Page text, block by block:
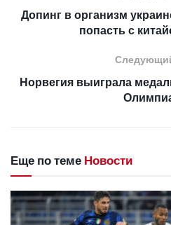
Допинг в организм
попасть с
Норвегия выиграла
Еще по теме Новости